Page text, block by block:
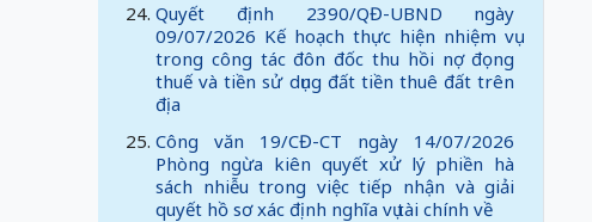
Quyết định 2390/QĐ-UBND ngày
09/07/2026 Kế hoạch thực hiện nhiệm vụ
trong công tác đôn đốc thu hồi nợ đọng
thuế và tiền sử dụng đất tiền thuê đất trên
địa
Công văn 19/CĐ-CT ngày 14/07/2026
Phòng ngừa kiên quyết xử lý phiền hà
sách nhiễu trong việc tiếp nhận và giải
quyết hồ sơ xác định nghĩa vụ tài chính về